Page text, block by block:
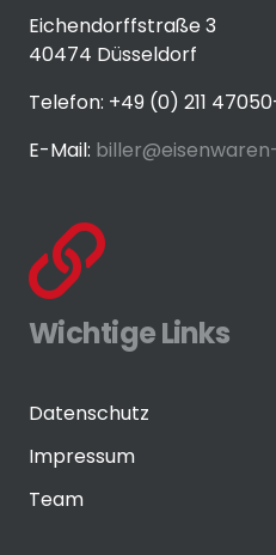
Eichendorffstraße 3
40474 Düsseldorf
Telefon: +49 (0) 211
E-Mail:
Wichtige Links
Datenschutz
Impressum
Team